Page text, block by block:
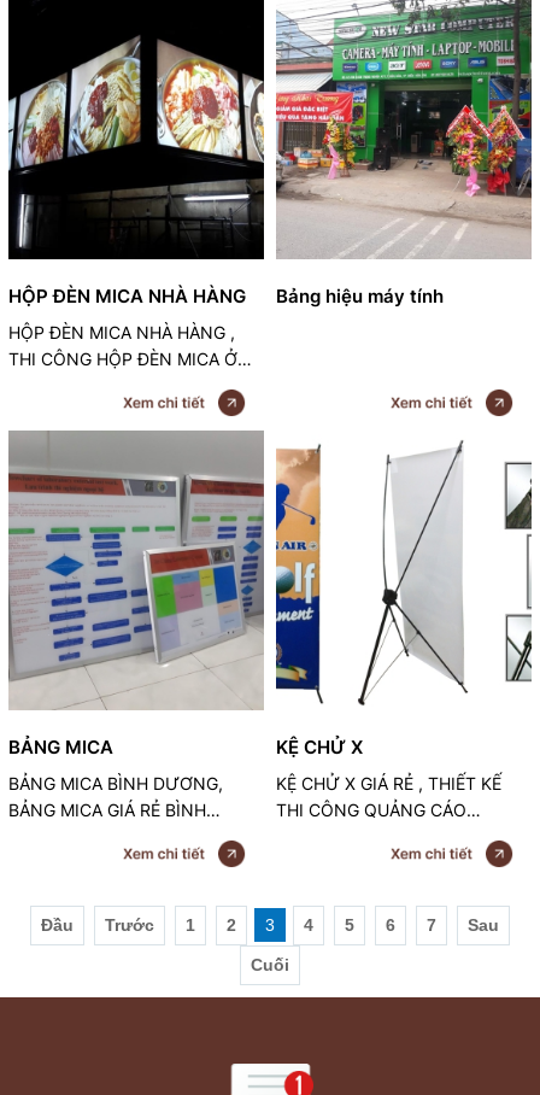
lựa chọn trong những chiến dịch
truyền thông, đó chính là Pano
quảng cáo ngoài trời, nhờ vào
những ưu điểm và hiệu quả to
lớn mà nó mang lại.
HỘP ĐÈN MICA NHÀ HÀNG
HỘP ĐÈN MICA NHÀ HÀNG ,
THI CÔNG HỘP ĐÈN MICA Ở
BÌNH DƯƠNG - 0843 7777 92
Bảng hiệu máy tính
BẢNG MICA
BẢNG MICA BÌNH DƯƠNG,
BẢNG MICA GIÁ RẺ BÌNH
DƯƠNG, QUẢNG CÁO GIÁ RẺ
BÌNH DƯƠNG, QUẢNG CÁO
BẢNG MICA BÌNH DƯƠNG,
BẢNG VĂN PHÒNG CÔNG TY
KỆ CHỬ X
KỆ CHỬ X GIÁ RẺ , THIẾT KẾ
THI CÔNG QUẢNG CÁO
Đầu Trước 1 2 3 4 5 6 7 Sau
Cuối